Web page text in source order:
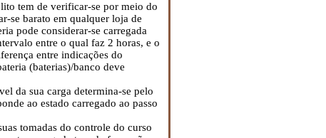
tem de verificar-se por meio do
se barato em qualquer loja de
pode considerar-se carregada
entre o qual faz 2 horas, e o
entre indicações do
(baterias)/banco deve
da sua carga determina-se pelo
ao estado carregado ao passo
tomadas do controle do curso